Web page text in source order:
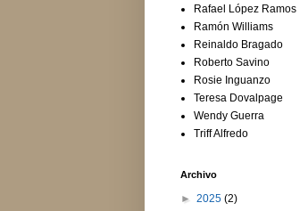
Rafael López Ramos
Ramón Williams
Reinaldo Bragado
Roberto Savino
Rosie Inguanzo
Teresa Dovalpage
Wendy Guerra
Triff Alfredo
Archivo
► 2025 (2)